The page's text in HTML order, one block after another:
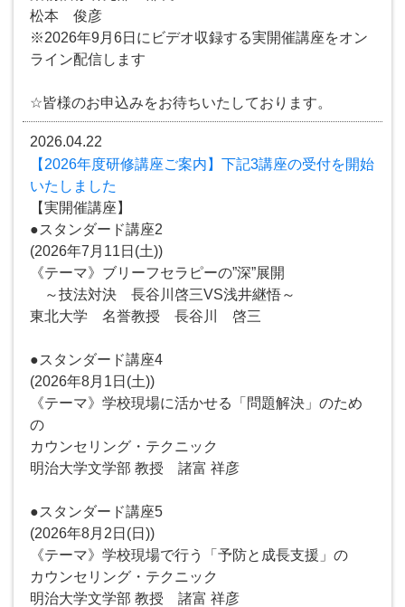
松本 俊彦
※2026年9月6日にビデオ収録する実開催講座をオン
ライン配信します
☆皆様のお申込みをお待ちいたしております。
2026.04.22
【2026年度研修講座ご案内】下記3講座の受付を開始
いたしました
【実開催講座】
●スタンダード講座2
(2026年7月11日(土))
《テーマ》ブリーフセラピーの”深”展開
～技法対決 長谷川啓三VS浅井継悟～
東北大学 名誉教授 長谷川 啓三
●スタンダード講座4
(2026年8月1日(土))
《テーマ》学校現場に活かせる「問題解決」のため
の
カウンセリング・テクニック
明治大学文学部 教授 諸富 祥彦
●スタンダード講座5
(2026年8月2日(日))
《テーマ》学校現場で行う「予防と成長支援」の
カウンセリング・テクニック
明治大学文学部 教授 諸富 祥彦